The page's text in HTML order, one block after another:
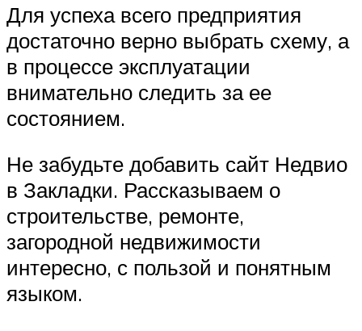
Для успеха всего предприятия
достаточно верно выбрать схему, а
в процессе эксплуатации
внимательно следить за ее
состоянием.
Не забудьте добавить сайт Недвио
в Закладки. Рассказываем о
строительстве, ремонте,
загородной недвижимости
интересно, с пользой и понятным
языком.